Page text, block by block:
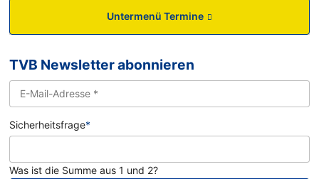
Untermenü Termine
TVB Newsletter abonnieren
Sicherheitsfrage*
Was ist die Summe aus 1 und 2?